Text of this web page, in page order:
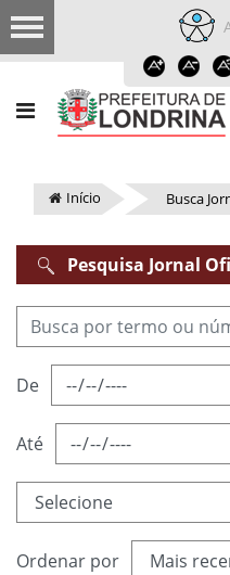
Início Busca
Pesquisa Jornal
De
Até
Ordenar por